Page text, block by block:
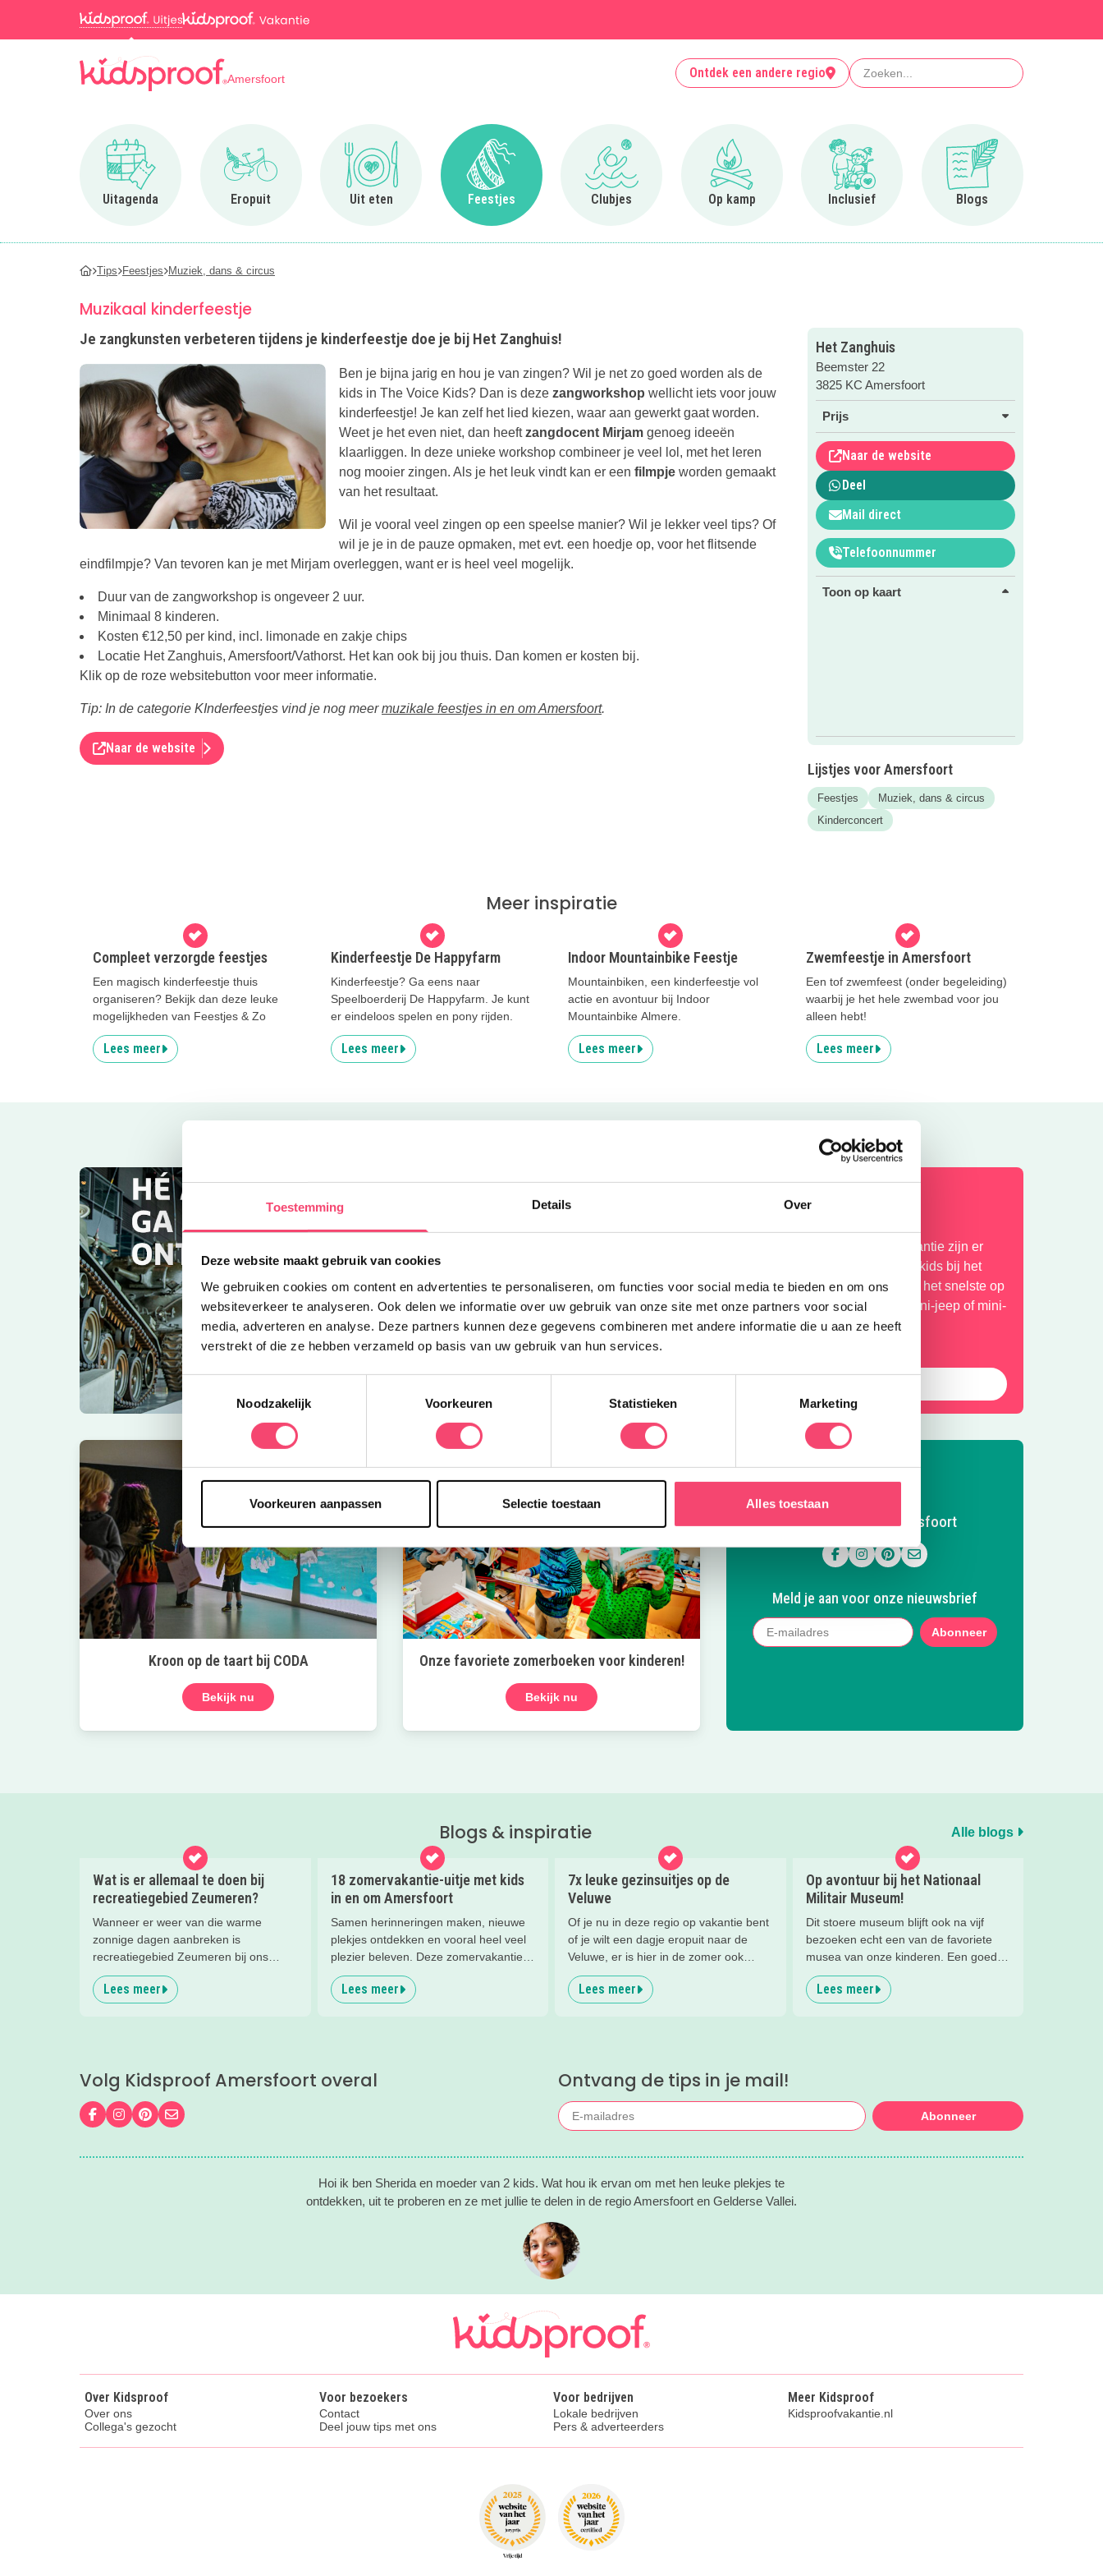
Toestemming Details Over
Deze website maakt gebruik van cookies
We gebruiken cookies om content en advertenties te personaliseren, om functies voor social media te bieden en om ons
websiteverkeer te analyseren. Ook delen we informatie over uw gebruik van onze site met onze partners voor social
media, adverteren en analyse. Deze partners kunnen deze gegevens combineren met andere informatie die u aan ze heeft
verstrekt of die ze hebben verzameld op basis van uw gebruik van hun services.
Toestemmingsselectie
Noodzakelijk
Voorkeuren Statistieken Marketing
Voorkeuren aanpassen Selectie toestaan Alles toestaan
Amersfoort Ontdek een andere regio Zoeken
Uitagenda
Ga naar Uitagenda
Eropuit
Ga naar Eropuit
Uit eten
Ga naar Uit eten
Feestjes
Ga naar Feestjes
Clubjes
Ga naar Clubjes
Op kamp
Ga naar Op kamp
Inclusief
Ga naar Inclusief
Blogs
Ga naar Blogs
Tips Feestjes Muziek, dans & circus
Muzikaal kinderfeestje
Je zangkunsten verbeteren tijdens je kinderfeestje doe je bij Het Zanghuis!
Ben je bijna jarig en hou je van zingen? Wil je net zo goed worden als de
kids in The Voice Kids? Dan is deze zangworkshop wellicht iets voor jouw
kinderfeestje! Je kan zelf het lied kiezen, waar aan gewerkt gaat worden.
Weet je het even niet, dan heeftzangdocent Mirjam genoeg ideeën
klaarliggen. In deze unieke workshop combineer je veel lol, met het leren
nog mooier zingen. Als je het leuk vindt kan er een filmpje worden gemaakt
van het resultaat.
Wil je vooral veel zingen op een speelse manier? Wil je lekker veel tips? Of
wil je je in de pauze opmaken, met evt. een hoedje op, voor het flitsende
eindfilmpje? Van tevoren kan je met Mirjam overleggen, want er is heel veel mogelijk.
Duur van de zangworkshop is ongeveer 2 uur.
Minimaal 8 kinderen.
Kosten €12,50 per kind, incl. limonade en zakje chips
Locatie Het Zanghuis, Amersfoort/Vathorst. Het kan ook bij jou thuis. Dan komen er kosten bij.
Klik op de roze websitebutton voor meer informatie.
Tip: In de categorie KInderfeestjes vind je nog meermuzikale feestjes in en om Amersfoort.
Naar de website
Het Zanghuis
Beemster 22
3825 KC Amersfoort
Prijs
Naar de website
Deel
Mail direct
Telefoonnummer
Toon op kaart
Lijstjes voor Amersfoort
Feestjes
Muziek, dans & circus
Kinderconcert
Meer inspiratie
Compleet verzorgde feestjes
Een magisch kinderfeestje thuis
organiseren? Bekijk dan deze leuke
mogelijkheden van Feestjes & Zo
Lees meer
Kinderfeestje De Happyfarm
Kinderfeestje? Ga eens naar
Speelboerderij De Happyfarm. Je kunt
er eindeloos spelen en pony rijden.
Lees meer
Indoor Mountainbike Feestje
Mountainbiken, een kinderfeestje vol
actie en avontuur bij Indoor
Mountainbike Almere.
Lees meer
Zwemfeestje in Amersfoort
Een tof zwemfeest (onder begeleiding)
waarbij je het hele zwembad voor jou
alleen hebt!
Lees meer
Klaar voor actie? In de zomervakantie zijn er
extra veel stoere activiteiten voor kids bij het
Nationaal Militair Museum. Wie is het snelste op
de stormbaan? Rijd zelf in een mini-jeep of mini-
quad en meer!
Kroon op de taart bij CODA
Bekijk nu
Onze favoriete zomerboeken voor kinderen!
Bekijk nu
Volg Kidsproof Amersfoort
Volg ons op Facebook
Volg ons op Instagram
Volg ons op Pinterest
Mail ons
Meld je aan voor onze nieuwsbrief
Abonneer
Blogs & inspiratie Alle blogs
Wat is er allemaal te doen bij
recreatiegebied Zeumeren?
Wanneer er weer van die warme
zonnige dagen aanbreken is
recreatiegebied Zeumeren bij ons
favoriet. Lekker afkoelen en zwemmen
met het hele gezin. Maar wist je dat
Lees meer
18 zomervakantie-uitje met kids
in en om Amersfoort
Samen herinneringen maken, nieuwe
plekjes ontdekken en vooral heel veel
plezier beleven. Deze zomervakantie
zit vol leuke uitjes voor het hele gezin.
Van spetteren en spelen tot theater,
Lees meer
7x leuke gezinsuitjes op de
Veluwe
Of je nu in deze regio op vakantie bent
of je wilt een dagje eropuit naar de
Veluwe, er is hier in de zomer ook
zoveel te beleven!
Lees meer
Op avontuur bij het Nationaal
Militair Museum!
Dit stoere museum blijft ook na vijf
bezoeken echt een van de favoriete
musea van onze kinderen. Een goede
reden om de kids eens te vragen wat
ze zo leuk vinden aan het NMM. ‘De
Lees meer
Volg Kidsproof Amersfoort overal
Volg ons op Facebook
Volg ons op Instagram
Volg ons op Pinterest
Mail ons
Ontvang de tips in je mail!
Abonneer
Hoi ik ben Sherida en moeder van 2 kids. Wat hou ik ervan om met hen leuke plekjes te
ontdekken, uit te proberen en ze met jullie te delen in de regio Amersfoort en Gelderse Vallei.
Over Kidsproof
Over ons
Collega's gezocht
Voor bezoekers
Contact
Deel jouw tips met ons
Voor bedrijven
Lokale bedrijven
Pers & adverteerders
Meer Kidsproof
Kidsproofvakantie.nl